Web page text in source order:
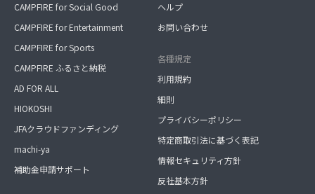
CAMPFIRE for Social Good
CAMPFIRE for Entertainment
CAMPFIRE for Sports
CAMPFIRE ふるさと納税
AD FOR ALL
HIOKOSHI
JFAクラウドファンディング
machi-ya
補助金申請サポート
ヘルプ
お問い合わせ
各種規定
利用規約
細則
プライバシーポリシー
特定商取引法に基づく表記
情報セキュリティ方針
反社基本方針